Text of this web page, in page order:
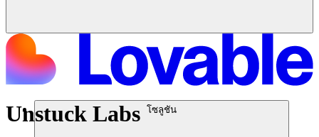
โซลูชัน
Unstuck Labs